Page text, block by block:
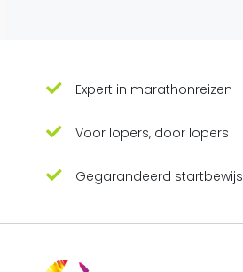
Expert in marathonreizen
Voor lopers, door lopers
Gegarandeerd startbewijs